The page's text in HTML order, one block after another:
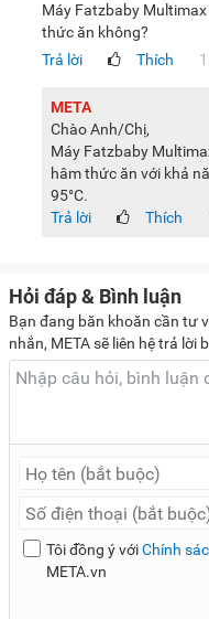
Máy Fatzbaby
thức ăn không?
Trả lời
Thích
META
Chào Anh/Chị,
Máy Fatzbaby
hâm thức ăn với khả
95°C.
Trả lời
Thích
Hỏi đáp & Bình luận
Bạn đang băn khoăn cần tư
nhắn, META sẽ liên hệ trả lời
Tôi đồng ý vớiChính
META.vn